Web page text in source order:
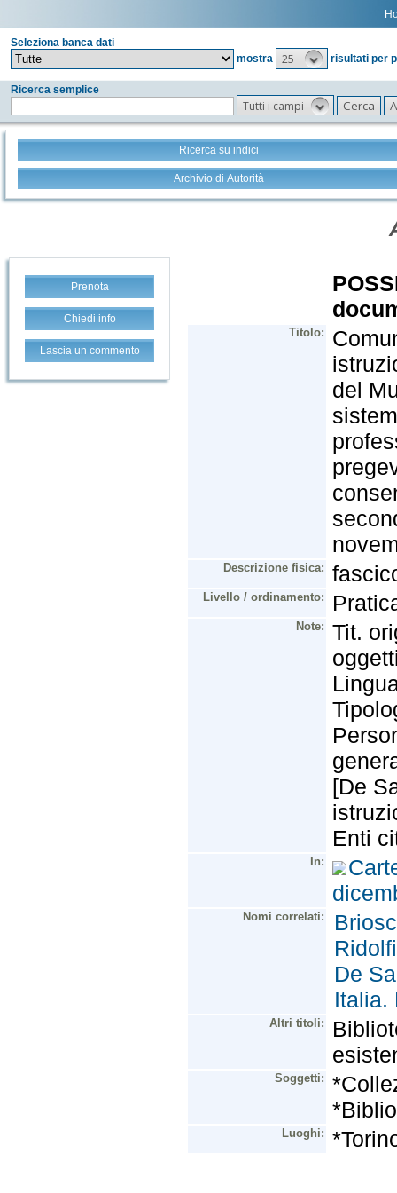
Seleziona banca dati
mostra
25 risultati per
Ricerca semplice
Tutti i campi
Ricerca su indici
Archivio di Autorità
Prenota
Chiedi info
Lascia un commento